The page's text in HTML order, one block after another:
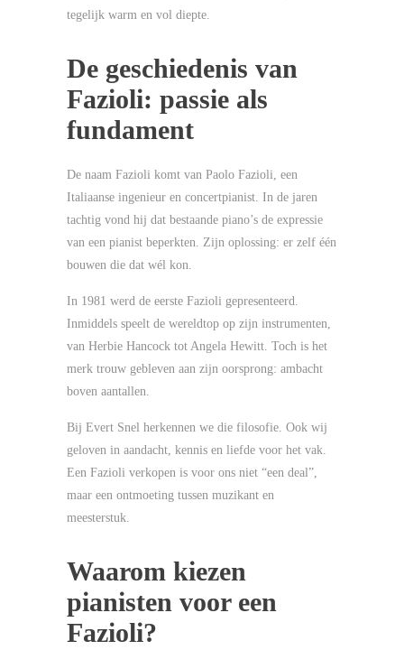
tegelijk warm en vol diepte.
De geschiedenis van
Fazioli: passie als
fundament
De naam Fazioli komt van Paolo Fazioli, een
Italiaanse ingenieur en concertpianist. In de jaren
tachtig vond hij dat bestaande piano’s de expressie
van een pianist beperkten. Zijn oplossing: er zelf één
bouwen die dat wél kon.
In 1981 werd de eerste Fazioli gepresenteerd.
Inmiddels speelt de wereldtop op zijn instrumenten,
van Herbie Hancock tot Angela Hewitt. Toch is het
merk trouw gebleven aan zijn oorsprong: ambacht
boven aantallen.
Bij Evert Snel herkennen we die filosofie. Ook wij
geloven in aandacht, kennis en liefde voor het vak.
Een Fazioli verkopen is voor ons niet “een deal”,
maar een ontmoeting tussen muzikant en
meesterstuk.
Waarom kiezen
pianisten voor een
Fazioli?